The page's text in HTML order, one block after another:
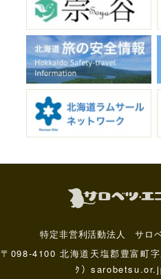
特定非営利活動法人 サロ
〒098-4100 北海道天塩郡豊富町
ｸ）